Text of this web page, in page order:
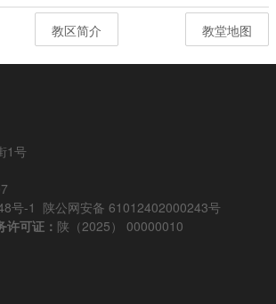
教区简介 教堂地图
1号
号-1
陕公网安备 61012402000243号
许可证： 陕（2025） 00000010